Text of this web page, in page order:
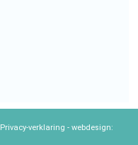
Privacy-verklaring - webdesign: